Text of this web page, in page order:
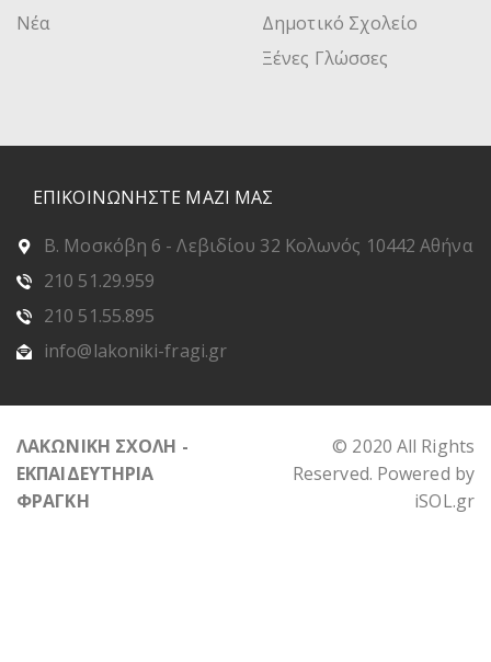
Νέα
Δημοτικό Σχολείο
Ξένες Γλώσσες
ΕΠΙΚΟΙΝΩΝΗΣΤΕ ΜΑΖΙ ΜΑΣ
Β. Μοσκόβη 6 - Λεβιδίου 32 Κολωνός 10442 Αθήνα
210 51.29.959
210 51.55.895
info@lakoniki-fragi.gr
ΛΑΚΩΝΙΚΗ ΣΧΟΛΗ -
ΕΚΠΑΙΔΕΥΤΗΡΙΑ
ΦΡΑΓΚΗ
© 2020 All Rights
Reserved. Powered by
iSOL.gr